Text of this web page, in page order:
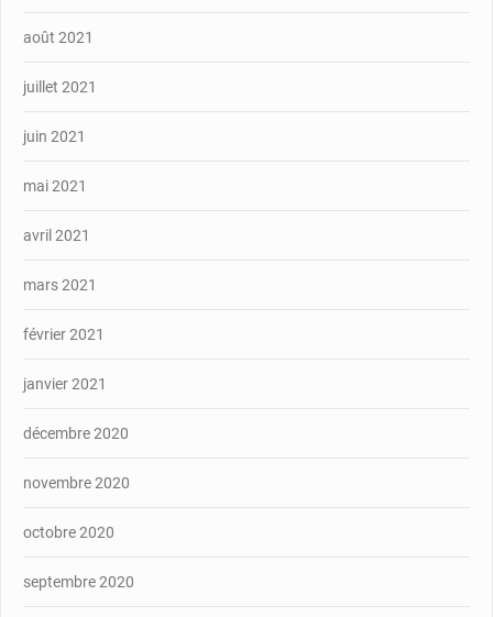
août 2021
juillet 2021
juin 2021
mai 2021
avril 2021
mars 2021
février 2021
janvier 2021
décembre 2020
novembre 2020
octobre 2020
septembre 2020